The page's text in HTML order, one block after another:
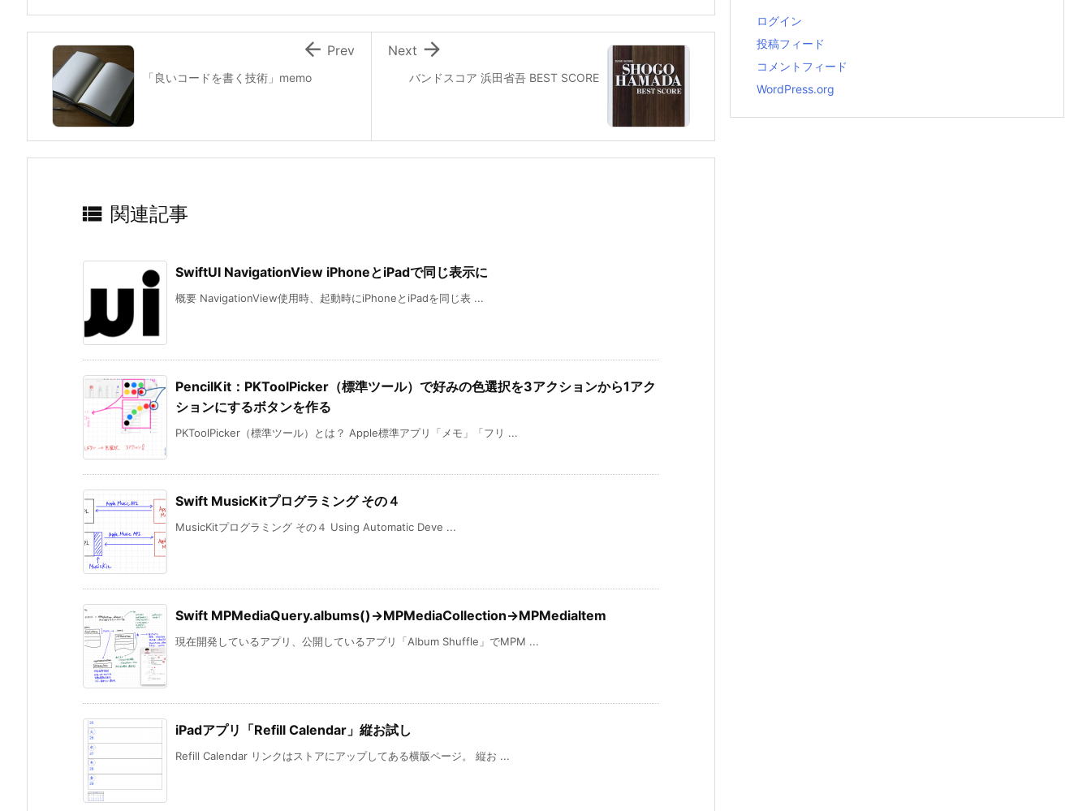
バンドスコア 浜田省吾 BEST SCORE

Next
「良いコードを書く技術」memo
 Prev
 関連記事
SwiftUI NavigationView iPhoneとiPadで同じ表示に
概要 NavigationView使用時、起動時にiPhoneとiPadを同じ表 ...
PencilKit：PKToolPicker（標準ツール）で好みの色選択を3アクションから1アク
ションにするボタンを作る
PKToolPicker（標準ツール）とは？ Apple標準アプリ「メモ」「フリ ...
Swift MusicKitプログラミング その４
MusicKitプログラミング その４ Using Automatic Deve ...
Swift MPMediaQuery.albums()→MPMediaCollection→MPMediaItem
現在開発しているアプリ、公開しているアプリ「Album Shuffle」でMPM ...
iPadアプリ「Refill Calendar」縦お試し
Refill Calendar リンクはストアにアップしてある横版ページ。 縦お ...
ログイン
投稿フィード
コメントフィード
WordPress.org